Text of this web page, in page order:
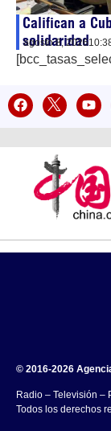
Califican a
solidaridad
agosto 8, 2026
© 2016-2026
Radio – Televisión –
Todos los derechos